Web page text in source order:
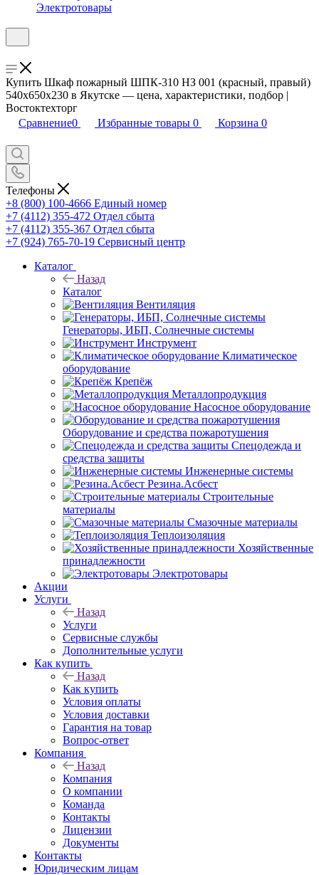
Электротовары
Купить Шкаф пожарный ШПК-310 НЗ 001 (красный, правый)
540x650x230 в Якутске — цена, характеристики, подбор |
Востоктехторг
Сравнение0 Избранные товары 0 Корзина 0
Телефоны
+8 (800) 100-4666 Единый номер
+7 (4112) 355-472 Отдел сбыта
+7 (4112) 355-367 Отдел сбыта
+7 (924) 765-70-19 Сервисный центр
Каталог
Назад
Каталог
Вентиляция
Генераторы, ИБП, Солнечные системы
Инструмент
Климатическое
оборудование
Крепёж
Металлопродукция
Насосное оборудование
Оборудование и средства пожаротушения
Спецодежда и
средства защиты
Инженерные системы
Резина.Асбест
Строительные
материалы
Смазочные материалы
Теплоизоляция
Хозяйственные
принадлежности
Электротовары
Акции
Услуги
Назад
Услуги
Сервисные службы
Дополнительные услуги
Как купить
Назад
Как купить
Условия оплаты
Условия доставки
Гарантия на товар
Вопрос-ответ
Компания
Назад
Компания
О компании
Команда
Контакты
Лицензии
Документы
Контакты
Юридическим лицам